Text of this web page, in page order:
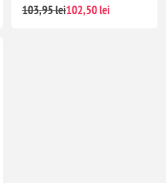
103,95 lei102,50 lei